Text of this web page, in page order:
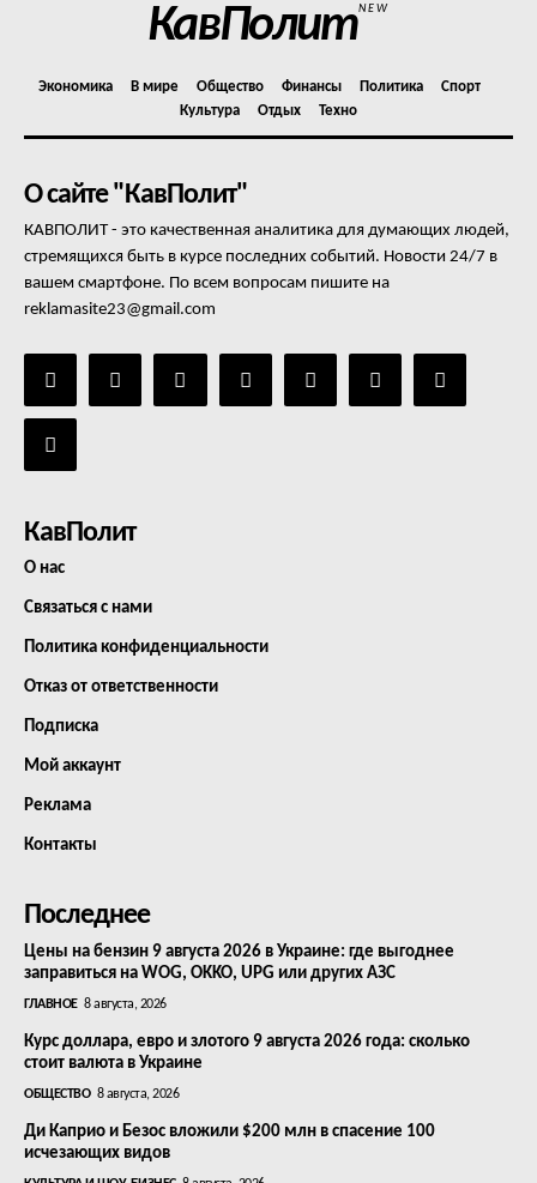
КавПолитNEW
Экономика В мире Общество Финансы Политика
Спорт
Культура
Отдых Техно
О сайте "КавПолит"
КАВПОЛИТ - это качественная аналитика для думающих людей,
стремящихся быть в курсе последних событий. Новости 24/7 в
вашем смартфоне. По всем вопросам пишите на
reklamasite23@gmail.com
КавПолит
О нас
Связаться с нами
Политика конфиденциальности
Отказ от ответственности
Подписка
Мой аккаунт
Реклама
Контакты
Последнее
Цены на бензин 9 августа 2026 в Украине: где выгоднее
заправиться на WOG, OKKO, UPG или других АЗС
ГЛАВНОЕ 8 августа, 2026
Курс доллара, евро и злотого 9 августа 2026 года: сколько
стоит валюта в Украине
ОБЩЕСТВО 8 августа, 2026
Ди Каприо и Безос вложили $200 млн в спасение 100
исчезающих видов